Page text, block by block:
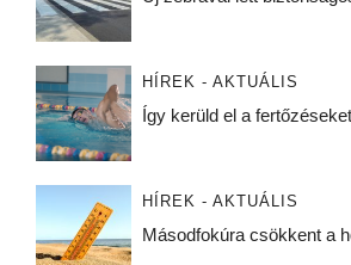
HÍREK - AKTUÁLIS
Így kerüld el a
HÍREK - AKTUÁLIS
Másodfokúra csökkent a